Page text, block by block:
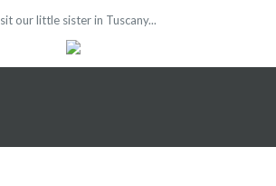
our little sister in Tuscany...